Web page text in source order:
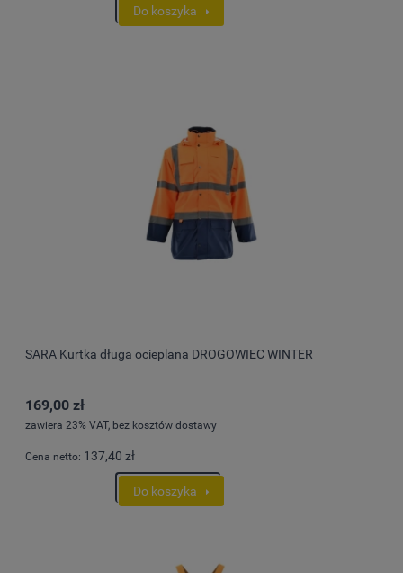
Do koszyka
SARA Kurtka długa ocieplana DROGOWIEC WINTER
169,00 zł
zawiera 23% VAT, bez kosztów dostawy
Cena netto: 137,40 zł
Do koszyka